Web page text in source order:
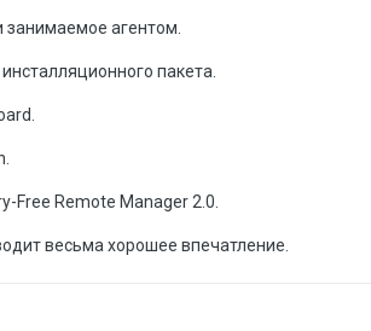
агентом.
пакета.
Free Remote Manager 2.0.
весьма хорошее впечатление.